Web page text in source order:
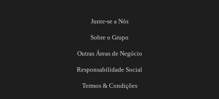
Junte-se a Nós
Sobre o Grupo
Outras Áreas de Negócio
Responsabilidade Social
Termos & Condições